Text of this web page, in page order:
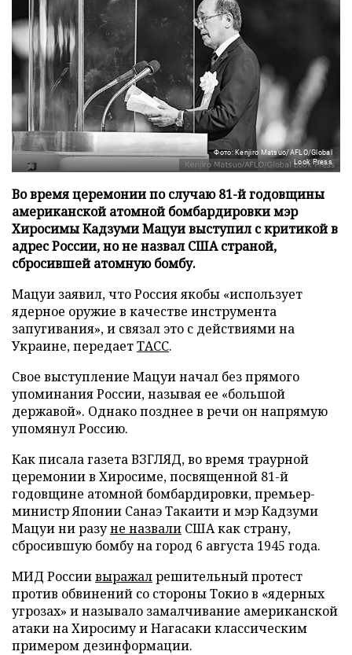
Фото: Kenjiro Matsuo/AFLO/Global
Look Press
Во время церемонии по случаю 81-й годовщины
американской атомной бомбардировки мэр
Хиросимы Кадзуми Мацуи выступил с критикой в
адрес России, но не назвал США страной,
сбросившей атомную бомбу.
Мацуи заявил, что Россия якобы «использует
ядерное оружие в качестве инструмента
запугивания», и связал это с действиями на
Украине, передаетТАСС.
Свое выступление Мацуи начал без прямого
упоминания России, называя ее «большой
державой». Однако позднее в речи он напрямую
упомянул Россию.
Как писала газета ВЗГЛЯД, во время траурной
церемонии в Хиросиме, посвященной 81-й
годовщине атомной бомбардировки, премьер-
министр Японии Санаэ Такаити и мэр Кадзуми
Мацуи ни разуне назвали США как страну,
сбросившую бомбу на город 6 августа 1945 года.
МИД Россиивыражалрешительный протест
против обвинений со стороны Токио в «ядерных
угрозах» и называло замалчивание американской
атаки на Хиросиму и Нагасаки классическим
примером дезинформации.